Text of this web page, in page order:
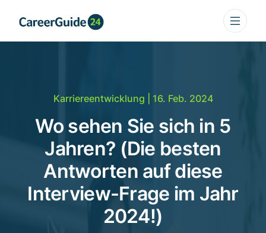
Karriereentwicklung | 16. Feb. 2024
Wo sehen Sie sich in 5
Jahren? (Die besten
Antworten auf diese
Interview-Frage im Jahr
2024!)